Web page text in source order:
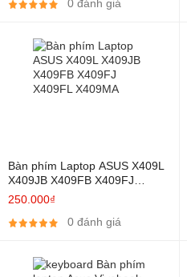
0 đánh giá
Bàn phím Laptop ASUS X409L
X409JB X409FB X409FJ
X409FL X409MA
250.000₫
0 đánh giá